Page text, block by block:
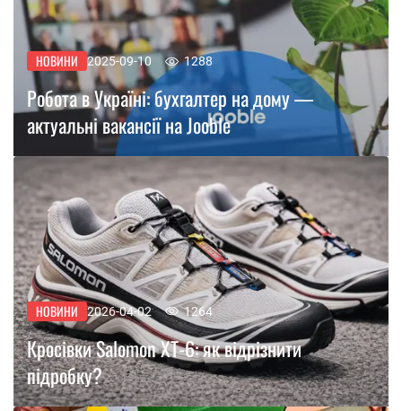
НОВИНИ 2025-09-10 1288
Робота в Україні: бухгалтер на дому —
актуальні вакансії на Jooble
НОВИНИ 2026-04-02 1264
Кросівки Salomon XT-6: як відрізнити
підробку?